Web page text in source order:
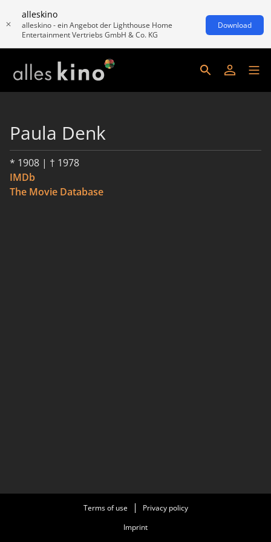
alleskino
alleskino - ein Angebot der Lighthouse Home
Entertainment Vertriebs GmbH & Co. KG
Download
Paula Denk
* 1908 | † 1978
IMDb
The Movie Database
Terms of use
Privacy policy
Imprint